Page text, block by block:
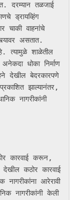
दरम्यान तळजाई
ड्रायव्हिंग
चाकी वाहनांचे
असतात.
त्यामुळे शाळेतील
अनेकदा धोका निर्माण
देखील बेदरकारपणे
झाल्यानंतर,
नागरीकांनी
कारवाई करून,
कठोर कारवाई
आरेरावी
नागरीकांनी केली